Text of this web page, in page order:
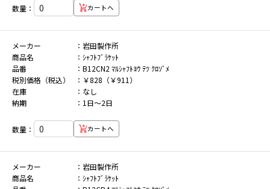
数量： カートへ
メーカー
岩田製作所
商品名
ｼｬﾌﾄﾌﾞﾗｹｯﾄ
品番
B12CN2 ﾏﾙｼｬﾌﾄﾖｳ ﾃﾂ ｸﾛｿﾞﾒ
税別価格（税込）
￥828（￥911）
在庫
なし
納期
1日～2日
数量： カートへ
メーカー
岩田製作所
商品名
ｼｬﾌﾄﾌﾞﾗｹｯﾄ